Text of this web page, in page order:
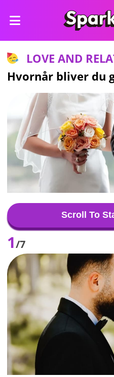
LOVE AND
Hvornår bliver du
Scroll To
1/7